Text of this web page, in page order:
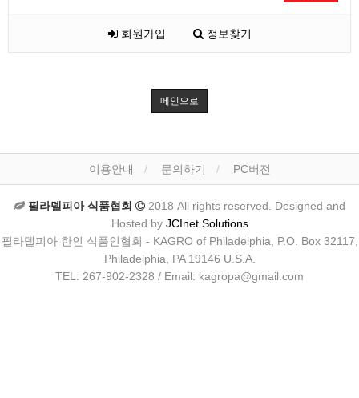
회원가입 정보찾기
메인으로
이용안내 문의하기 PC버전
필라델피아 식품협회
2018 All rights reserved. Designed and
Hosted by JCInet Solutions
필라델피아 한인 식품인협회 - KAGRO of Philadelphia, P.O. Box 32117,
Philadelphia, PA 19146 U.S.A.
TEL: 267-902-2328 / Email: kagropa@gmail.com